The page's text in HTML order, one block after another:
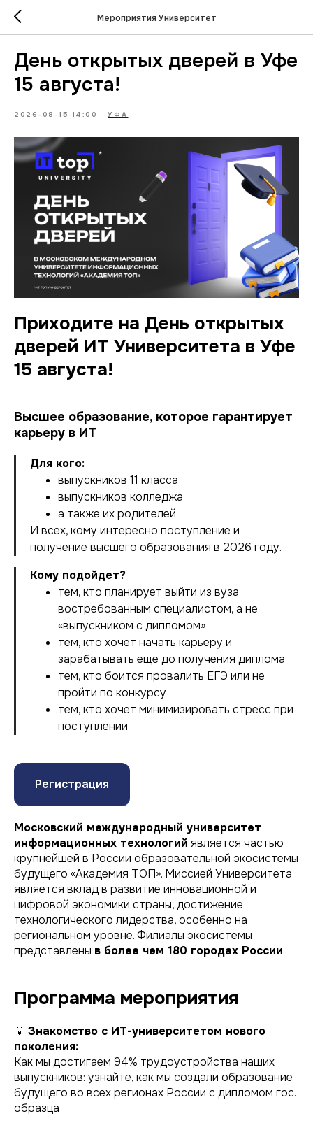
Мероприятия Университет
День открытых дверей в Уфе
15 августа!
2026-08-15 14:00 УФА
Приходите на День открытых
дверей ИТ Университета в Уфе
15 августа!
Высшее образование, которое гарантирует
карьеру в ИТ
Для кого:
выпускников 11 класса
выпускников колледжа
а также их родителей
И всех, кому интересно поступление и
получение высшего образования в 2026 году.
Кому подойдет?
тем, кто планирует выйти из вуза
востребованным специалистом, а не
«выпускником с дипломом»
тем, кто хочет начать карьеру и
зарабатывать еще до получения диплома
тем, кто боится провалить ЕГЭ или не
пройти по конкурсу
тем, кто хочет минимизировать стресс при
поступлении
Регистрация
Московский международный университет
информационных технологий является частью
крупнейшей в России образовательной экосистемы
будущего «Академия ТОП». Миссией Университета
является вклад в развитие инновационной и
цифровой экономики страны, достижение
технологического лидерства, особенно на
региональном уровне. Филиалы экосистемы
представлены в более чем 180 городах России.
Программа мероприятия
💡Знакомство с ИТ-университетом нового
поколения:
Как мы достигаем 94% трудоустройства наших
выпускников: узнайте, как мы создали образование
будущего во всех регионах России с дипломом гос.
образца